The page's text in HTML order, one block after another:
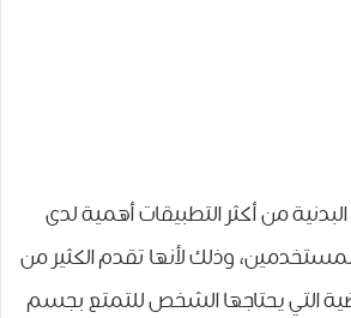
من أكثر التطبيقات أهمية لدى
وذلك لأنها تقدم الكثير من
التي يحتاجها الشخص للتمتع بجسم